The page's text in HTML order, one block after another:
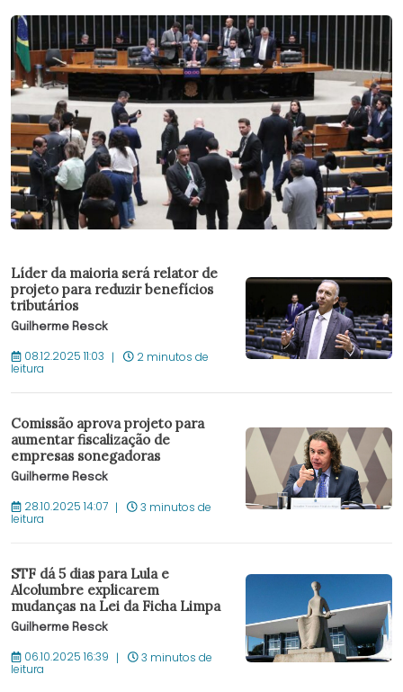
Líder da maioria será relator de
projeto para reduzir benefícios
tributários
Guilherme Resck
08.12.2025 11:03 2 minutos de
leitura
Comissão aprova projeto para
aumentar fiscalização de
empresas sonegadoras
Guilherme Resck
28.10.2025 14:07 3 minutos de
leitura
STF dá 5 dias para Lula e
Alcolumbre explicarem
mudanças na Lei da Ficha Limpa
Guilherme Resck
06.10.2025 16:39 3 minutos de
leitura